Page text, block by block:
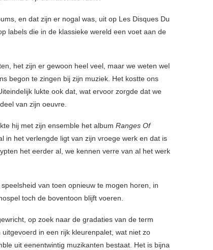
en dat zijn er nogal was, uit op Les Disques Du
labels die in de klassieke wereld een voet aan de
het zijn er gewoon heel veel, maar we weten wel
begon te zingen bij zijn muziek. Het kostte ons
lukte ook dat, wat ervoor zorgde dat we
van zijn oeuvre.
hij met zijn ensemble het album Ranges Of
in het verlengde ligt van zijn vroege werk en dat is
het eerder al, we kennen verre van al het werk
van toen opnieuw te mogen horen, in
toch de boventoon blijft voeren.
op zoek naar de gradaties van de term
in een rijk kleurenpalet, wat niet zo
uit eenentwintig muzikanten bestaat. Het is bijna